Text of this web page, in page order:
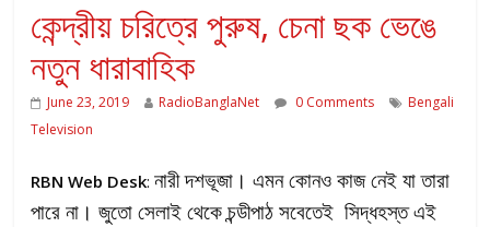
কেন্দ্রীয় চরিত্রে পুরুষ, চেনা ছক ভেঙে
নতুন ধারাবাহিক
June 23, 2019 RadioBanglaNet 0 Comments
Bengali
Television
RBN Web Desk:নারী দশভূজা। এমন কোনও কাজ নেই যা তারা
পারে না। জুতো সেলাই থেকে চন্ডীপাঠ সবেতেই সিদ্ধহস্ত এই